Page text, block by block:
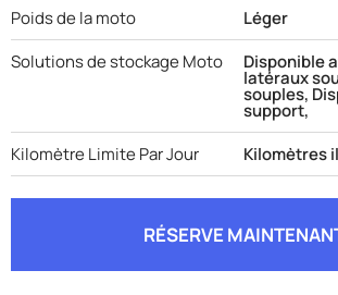
Poids de la moto
Léger
Solutions de stockage Moto
Disponible
latéraux
souples,
support,
Kilomètre Limite Par Jour
Kilomètres
RÉSERVE